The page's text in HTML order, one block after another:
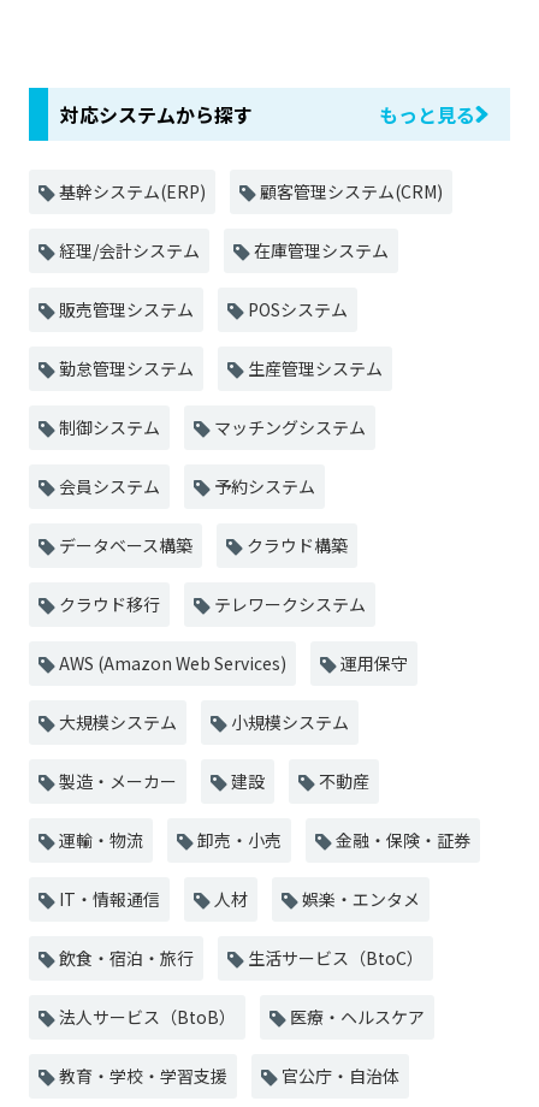
対応システムから探す もっと見る
基幹システム(ERP) 顧客管理システム(CRM)
経理/会計システム 在庫管理システム
販売管理システム POSシステム
勤怠管理システム 生産管理システム
制御システム マッチングシステム
会員システム 予約システム
データベース構築 クラウド構築
クラウド移行 テレワークシステム
AWS (Amazon Web Services) 運用保守
大規模システム 小規模システム
製造・メーカー 建設 不動産
運輸・物流 卸売・小売 金融・保険・証券
IT・情報通信 人材 娯楽・エンタメ
飲食・宿泊・旅行 生活サービス（BtoC）
法人サービス（BtoB） 医療・ヘルスケア
教育・学校・学習支援 官公庁・自治体